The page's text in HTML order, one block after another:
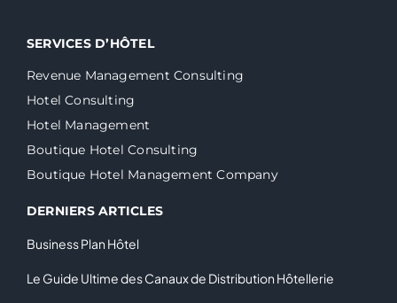
SERVICES D’HÔTEL
Revenue Management Consulting
Hotel Consulting
Hotel Management
Boutique Hotel Consulting
Boutique Hotel Management Company
DERNIERS ARTICLES
Business Plan Hôtel
Le Guide Ultime des Canaux de Distribution Hôtellerie